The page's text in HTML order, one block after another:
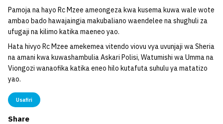
Pamoja na hayo Rc Mzee ameongeza kwa kusema kuwa wale wote
ambao bado hawajaingia makubaliano waendelee na shughuli za
ufugaji na kilimo katika maeneo yao.
Hata hivyo Rc Mzee amekemea vitendo viovu vya uvunjaji wa Sheria
na amani kwa kuwashambulia Askari Polisi, Watumishi wa Umma na
Viongozi wanaofika katika eneo hilo kutafuta suhulu ya matatizo
yao.
Usafiri
Share